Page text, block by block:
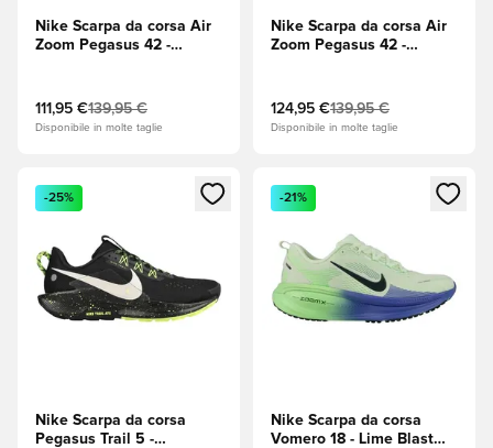
Nike Scarpa da corsa Air
Zoom Pegasus 42 -
111,95 €139,95 €
Disponibile in molte taglie
Nike Scarpa da corsa Air
Zoom Pegasus 42 -
124,95 €139,95 €
Disponibile in molte taglie
Apre una finestra modale per accedere o registrarsi come
-25%
Nike Scarpa da corsa
Pegasus Trail 5 -
Apre una finestra modale
-21%
Nike Scarpa da corsa
Vomero 18 - Lime Blast